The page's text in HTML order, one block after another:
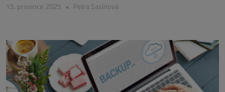
15. prosince 2025 • Petra Sasínová